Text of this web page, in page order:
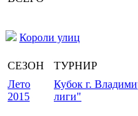
Короли улиц
СЕЗОН ТУРНИР
Лето
2015
Кубок г.
лиги"